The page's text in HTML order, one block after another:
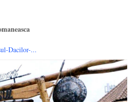
Dacilor-...